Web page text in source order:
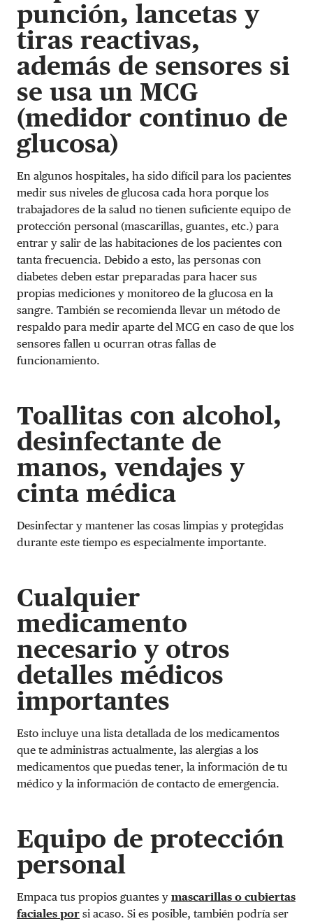
punción, lancetas y
tiras reactivas,
además de sensores si
se usa un MCG
(medidor continuo de
glucosa)
En algunos hospitales, ha sido difícil para los pacientes
medir sus niveles de glucosa cada hora porque los
trabajadores de la salud no tienen suficiente equipo de
protección personal (mascarillas, guantes, etc.) para
entrar y salir de las habitaciones de los pacientes con
tanta frecuencia. Debido a esto, las personas con
diabetes deben estar preparadas para hacer sus
propias mediciones y monitoreo de la glucosa en la
sangre. También se recomienda llevar un método de
respaldo para medir aparte del MCG en caso de que los
sensores fallen u ocurran otras fallas de
funcionamiento.
Toallitas con alcohol,
desinfectante de
manos, vendajes y
cinta médica
Desinfectar y mantener las cosas limpias y protegidas
durante este tiempo es especialmente importante.
Cualquier
medicamento
necesario y otros
detalles médicos
importantes
Esto incluye una lista detallada de los medicamentos
que te administras actualmente, las alergias a los
medicamentos que puedas tener, la información de tu
médico y la información de contacto de emergencia.
Equipo de protección
personal
Empaca tus propios guantes y mascarillas o cubiertas
faciales por si acaso. Si es posible, también podría ser